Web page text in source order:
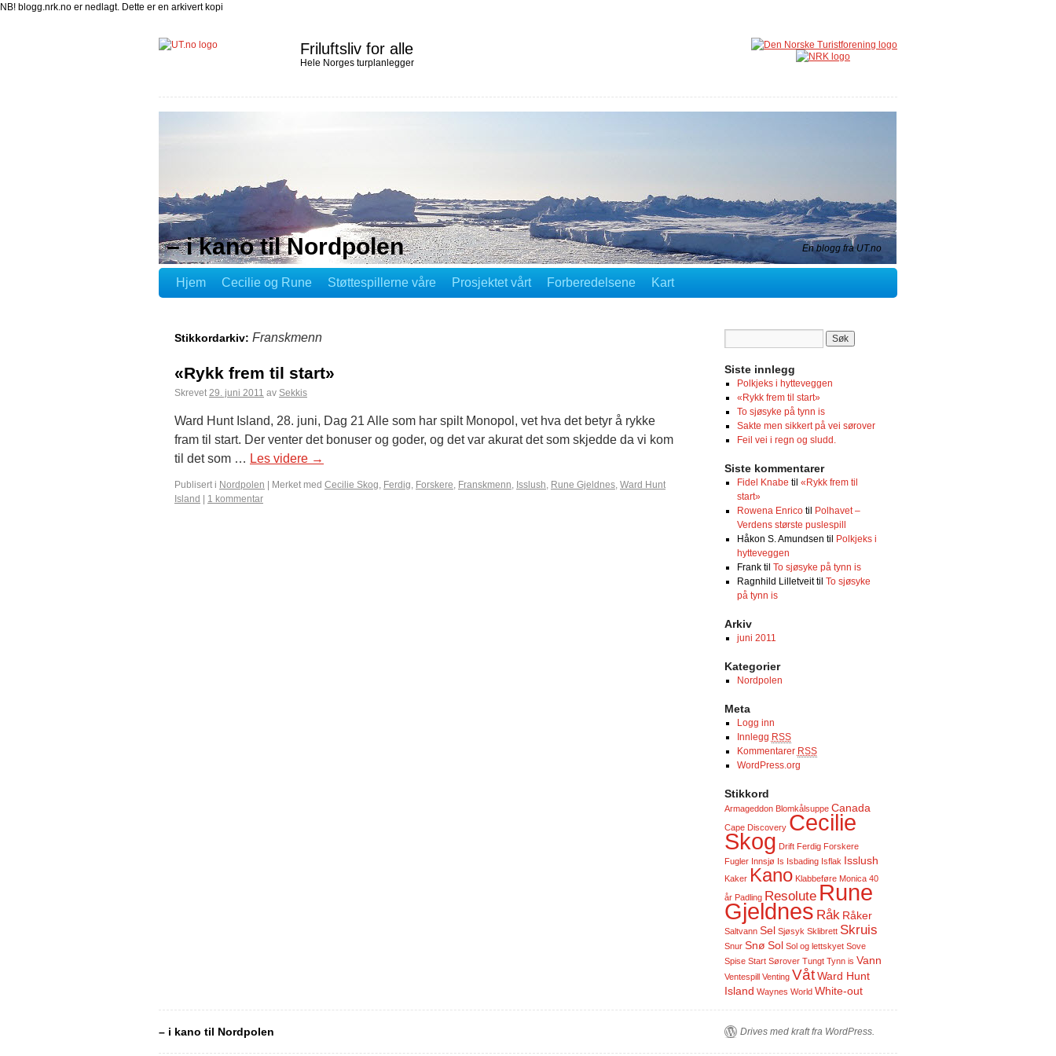
NB! blogg.nrk.no er nedlagt. Dette er en arkivert kopi
Friluftsliv for alle
Hele Norges turplanlegger
– i kano til Nordpolen En blogg fra UT.no
Hjem Cecilie og Rune Støttespillerne våre Prosjektet vårt Forberedelsene Kart
Stikkordarkiv: Franskmenn
«Rykk frem til start»
Skrevet 29. juni 2011 av Sekkis
Ward Hunt Island, 28. juni, Dag 21 Alle som har spilt Monopol, vet hva det betyr å rykke
fram til start. Der venter det bonuser og goder, og det var akurat det som skjedde da vi kom
til det som … Les videre →
Publisert i Nordpolen Merket med Cecilie Skog, Ferdig, Forskere, Franskmenn, Isslush, Rune Gjeldnes, Ward Hunt
Island
1 kommentar
Siste innlegg
Polkjeks i hytteveggen
«Rykk frem til start»
To sjøsyke på tynn is
Sakte men sikkert på vei sørover
Feil vei i regn og sludd.
Siste kommentarer
Fidel Knabe til «Rykk frem til
start»
Rowena Enricotil
Polhavet –
Verdens største puslespill
Håkon S. Amundsen til
Polkjeks i
hytteveggen
Franktil To sjøsyke på tynn is
Ragnhild Lilletveittil To sjøsyke
på tynn is
Arkiv
juni 2011
Kategorier
Nordpolen
Meta
Logg inn
Innlegg RSS
Kommentarer RSS
WordPress.org
Stikkord
Armageddon Blomkålsuppe Canada
Cape Discovery Cecilie
Skog Drift Ferdig Forskere
Fugler Innsjø Is Isbading Isflak Isslush
Kaker Kano Klabbeføre Monica 40
år Padling Resolute Rune
Gjeldnes Råk Råker
Saltvann Sel Sjøsyk Sklibrett Skruis
Snur Snø Sol Sol og lettskyet Sove
Spise Start Sørover Tungt Tynn is Vann
Ventespill Venting VåtWard Hunt
Island Waynes World White-out
– i kano til Nordpolen Drives med kraft fra WordPress.